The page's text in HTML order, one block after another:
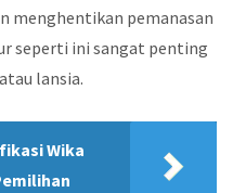
menghentikan pemanasan
seperti ini sangat penting
lansia.
Wika